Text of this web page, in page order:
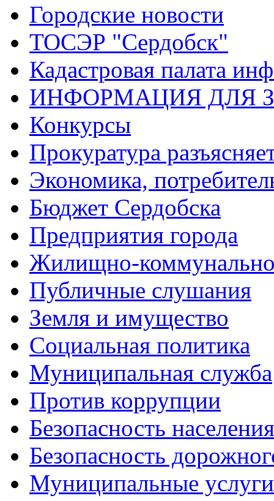
Городские новости
ТОСЭР "Сердобск"
Кадастровая палата
ИНФОРМАЦИЯ ДЛЯ
Конкурсы
Прокуратура
Экономика,
Бюджет Сердобска
Предприятия города
Жилищно-
Публичные слушания
Земля и имущество
Социальная политика
Муниципальная служба
Против коррупции
Безопасность населения
Безопасность
Муниципальные услуги